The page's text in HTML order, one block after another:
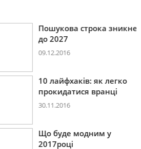
Пошукова строка зникне
10 лайфхаків: як легко
прокидатися вранці
Що буде модним у